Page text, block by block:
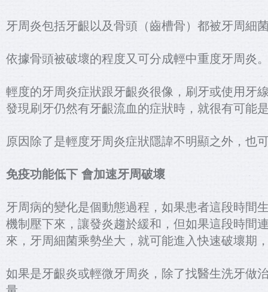
牙周炎包括牙齦以及骨頭（齒槽骨）都被牙周細
依據骨頭被破壞的程度又可分成輕中重度牙周炎
輕度的牙周炎症狀跟牙齦炎很像，刷牙或使用牙
發現刷牙仍然有牙齦流血的症狀時，就很有可能
原因除了是輕度牙周炎症狀隱諱不明顯之外，也
免疫功能低下 會加速牙周破壞
牙周病的變化是個動態過程，如果患者這段時間
機制壓下來，讓發炎趨於緩和，但如果這段時間
來，牙周細菌乘勢坐大，就可能進入快速破壞期
如果是牙齦炎或輕微牙周炎，除了找醫生洗牙做